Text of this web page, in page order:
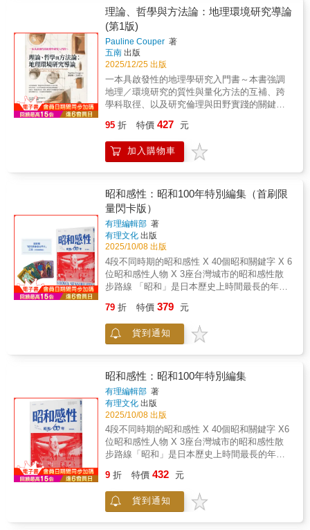
讀者提供一個可讀性強且包羅萬千的工具書圖
書館」的信念，於1995年首次推出，多年來已
出版近700本讀物，內容涉及歷史、神學、藝
術、哲學、文學、醫學、自然科學、政治等數
十多種領域。每一本書對應一個主題，由該領
域公認的專家撰寫，篇幅簡潔精煉，並提供進
一步深度閱讀的建議，確保讀者讀完後能建立
該主題的專業級知識框架。
內臟、刺穿眼球……？ 不同世代的恐怖文學
與電影以怎樣的方式呈現？ 為何人們普遍譴
責當代的酷刑，卻在文化意義上接受古希臘悲
劇的屠殺？ 吸血鬼和殭屍兩者有什麼不同？
怪誕、心理冷淡、毛骨悚然的愛情與超自然，
如何影響人類的心智？ 鬼到底是什麼？是人
類創造的虛構，還是真實存在的靈體？ 什麼
是數位恐怖、科技恐懼敘事？本書從不同面向
如何被用來呈現當代人的恐懼和禁忌，這種現
懼、腐敗的軀體、社會崩解與戰爭、怪誕、末
日恐懼……。種種令人感到失序且無所遁逃的
事物，喚醒人類最原始也最難推理和消除的恐
怖情緒，由此釐清人類到底身處何處。【你是
知識控嗎？關於牛津通識課】用最簡明直白的
方式，了解現代人最需要知道的大問題。牛津
通識課（Very Short Introductions，簡稱VSI）
是英國牛津大學出版社（Oxford University
Press）的系列叢書，秉持「為所有讀者提供一
個可讀性強且包羅萬千的工具書圖書館」的信
念，於1995年首次推出，多年來已出版近700本
讀物，內容涉及歷史、神學、藝術、哲學、文
學、醫學、自然科學、政治等數十多種領域。
每一本書對應一個主題，由該領域公認的專家
撰寫，篇幅簡潔精煉，並提供進一步深度閱讀
的建議，確保讀者讀完後能建立該主題的專業
角上帶給我們的危機!☛以圖靈測試、溝通理
論、羅蘭．巴特「作者已死」、柏拉圖等哲學
理論，探究AI的語言、意識、智慧、作者權威
性等議題，這些答案將改變人類對於AI的認知!
☛全面性的探討AI與人類的關係，不僅要懂得
如何使用AI，更要懂AI對於人類的「意義」!專
文導讀☛臺大外文系博士、獨立學者 林宛瑄
「《當AI取得話語權，人類還剩下什麼？》最
具啟發性的觀點在於：我們確實需要以批判態
度檢視LLM與其他生成式AI對語言、書寫與創
心主義的形上學語言與書寫觀，並將人類以外
的意義生產參與者排除在外，不僅無法回應新
科技帶來的挑戰，反而可能錯失跳出框架、重
話重要嗎？從瑞斗日記到對話式AI的信任難
題〉本書簡介在AI時代，人類正面臨前所未有
的危機！只要輸入幾句話就可以生成文章、圖
片與任何所想要的東西，AI徹底翻轉「只有人
類能做到的事」的認知，同時也動搖了人類的
地位，迫使我們重新思考AI與我們之間的關
係。這引起諸多在哲學上的關鍵問題：☛AI有
自我意識嗎？二○二二年六月，前Google工程師
不了了之，但是AI是否具有意識始終是幽靈般
過了圖靈測試，字句、語氣與斷句無一不像人
類，但是AI能「理解」自己在說什麼嗎？還是
只是鸚鵡學舌？☛AI可以成為「人類」嗎？直
到今天，諸多學術期刊與雜誌仍然只將「作
者」的頭銜給予「真正的人類」，但是更多創
作者加入了與AI共同創作的行列，甚至要求給
予AI「作者」的頭銜......☛人類的寫作還有未來
嗎？羅蘭．巴特的「作者已死」成真！只要動
動手指、下提示詞，一篇文章彈指之間便可完
成。這是寫作的末路，還是另一個新世界？面
對這些動搖人類地位的問題，我們必須追本溯
源，回歸最基礎的定義與哲學上的提問：什麼
是否可以延伸至AI上？作者馬克．科克爾柏格
與大衛．岡克爾專攻機械哲學與技術哲學，多
年鑽研機器、哲學與倫理相關的議題，本書不
理論、哲學與方法論：地理環境研究導論
(第1版)
Pauline Couper 著
五南 出版
2025/12/25 出版
一本具啟發性的地理學研究入門書～本書強調
地理／環境研究的質性與量化方法的互補、跨
學科取徑、以及研究倫理與田野實踐的關鍵議
間議題的學生或新手，提供清晰的方法、方法
論框架與實例導引。國立臺灣大學地理環境資
源學系 特聘教授 簡旭伸國立彰化師範大學地理
型的社會網络中，地理學已成為連結地方社會
實踐與環境知識生產的核心知識學門。兼具自
然環境、人文社會、空間技術的地理學，可說
是引領思考人類世環境挑戰的尖兵，也是培養
跨領域人才與深化地方實作的行動知識處
方。 本書作者從「一片海灘」開始，藉由
各種哲學理論和問題，引導學習者思考與發
問，以方法和方法論貫穿本書內容。當前的氣
候變遷與風險、地缘政治、生態系統、人文社
會生態，乃至於人與環境互動的多層次議題，
需要探究者對所採取的理論和方法論有所洞悉
與掌握。 本書正是這樣的一本書，帶領學
習者從實證主義到複雜體系逐一剖析研究思考
論、方法論，以利思考連結研究對象的現實與
抽象概念之間的關係。 本書共有十章：第
一章以「海灘是什麼?」介紹基本哲學概念，勾
勒地理學的各種發問及其知識生產。第二章至
第八章 以「哲學─理論─方法論」連結，透過以
下方式來闡述其關係：1.提供適當的論文為參
考，協助學習者把看似抽象的研究轉化成研究
過閱讀思考，來檢驗其學習。3.各章以所議的
觀點，說明一片海灘的相應研究問題，落實對
問題與理論的暸解。第九章至第十章 涵蓋研究
95 折 特價 427 元
加入購物車
昭和感性：昭和100年特別編集（首刷限
量閃卡版）
有理編輯部 著
有理文化 出版
2025/10/08 出版
4段不同時期的昭和感性 X 40個昭和關鍵字 X 6
位昭和感性人物 X 3座台灣城市的昭和感性散
步路線 「昭和」是日本歷史上時間最長的年
一共64年，歷經日本從帝國主義到民主化，戰
敗重建、經濟復興成長至高峰泡沫化的轉折時
代。昭和時代所發展出的政治、社會、藝術、
漫、遊戲、音樂等大眾文化，更廣泛地向外輸
出至全世界，產生巨大的影響力。 如果昭和紀
年未曾結束，今年2025年正好是昭和100年。近
年來「昭和懷舊」成為流行話題，Z世代年輕人
尤為熱衷，但許多日本人所懷念的「昭和」，
是指戰後日本高度經濟成長的黃金年代。然
而，昭和遠不僅如此──它是一個橫跨戰前與戰
後、現代與傳統、自由與壓抑的複雜時代，歷
經了戰前摩登開放、軍國主義高漲，以及戰後
信心的不同階段。正因如此，昭和不是一種單
一記憶，而是一面多棱鏡，折射出日本現代史
最斑斕也最矛盾的光影與感性。 此外，曾為日
79 折 特價 379 元
貨到通知
昭和感性：昭和100年特別編集
有理編輯部 著
有理文化 出版
2025/10/08 出版
4段不同時期的昭和感性 X 40個昭和關鍵字 X6
位昭和感性人物 X 3座台灣城市的昭和感性散
步路線「昭和」是日本歷史上時間最長的年
一共64年，歷經日本從帝國主義到民主化，戰
敗重建、經濟復興成長至高峰泡沫化的轉折時
代。昭和時代所發展出的政治、社會、藝術、
9 折 特價 432 元
貨到通知